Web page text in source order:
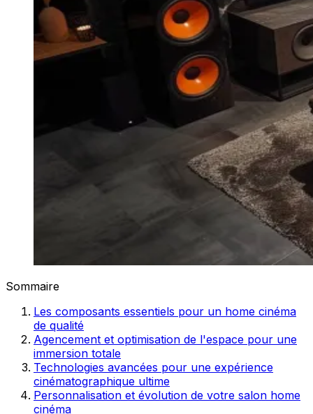
Sommaire
Les composants essentiels pour un home cinéma
de qualité
Agencement et optimisation de l'espace pour une
immersion totale
Technologies avancées pour une expérience
cinématographique ultime
Personnalisation et évolution de votre salon home
cinéma